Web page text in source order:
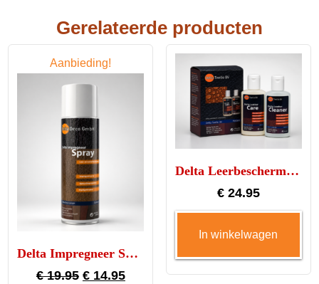
Gerelateerde producten
Aanbieding!
Delta Impregneer Spray – bescherming voor leer en textiel
€19.95 Oorspronkelijke
€14.95Huidige
Delta Leerbescherming set XL
€24.95
In winkelwagen